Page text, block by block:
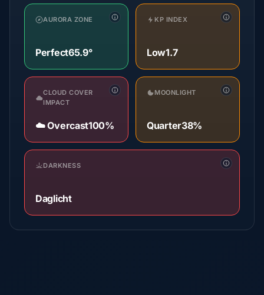
AURORA ZONE
Perfect65.9°
KP INDEX
Low1.7
CLOUD COVER
IMPACT
☁️ Overcast100%
MOONLIGHT
Quarter38%
DARKNESS
Daglicht